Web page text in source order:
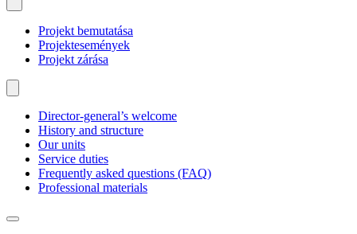
Projekt bemutatása
Projektesemények
Projekt zárása
Director-general’s welcome
History and structure
Our units
Service duties
Frequently asked questions (FAQ)
Professional materials